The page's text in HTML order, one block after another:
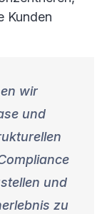
Kunden
wir
und
und
zu